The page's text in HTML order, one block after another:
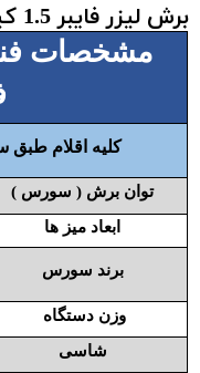
برش لیزر فایبر 1.5 کیلووات مخصوص فلزات
مشخصات
کلیه اقلام طبق
توان برش ( سورس )
ابعاد میز ها
برند سورس
وزن دستگاه
شاسی